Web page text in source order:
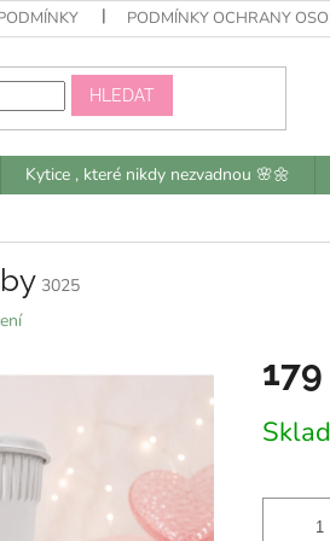
PODMÍNKY OCHRANY
HLEDAT
Kytice , které nikdy nezvadnou 🌸🌼
3025
cena: